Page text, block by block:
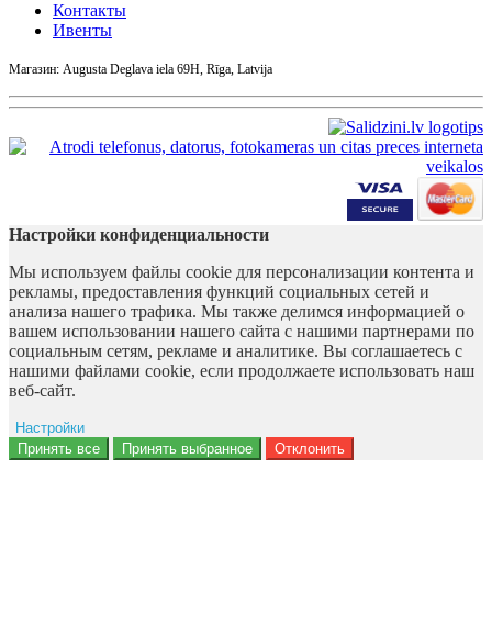
Контакты
Ивенты
Магазин: Augusta Deglava iela 69H, Rīga, Latvija
Настройки конфиденциальности
Мы используем файлы cookie для персонализации контента и
рекламы, предоставления функций социальных сетей и
анализа нашего трафика. Мы также делимся информацией о
вашем использовании нашего сайта с нашими партнерами по
социальным сетям, рекламе и аналитике. Вы соглашаетесь с
нашими файлами cookie, если продолжаете использовать наш
веб-сайт.
Настройки
Ad storage
Принять все Принять выбранное Отклонить